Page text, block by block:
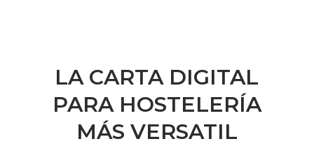
LA CARTA DIGITAL
PARA HOSTELERÍA
MÁS VERSATIL